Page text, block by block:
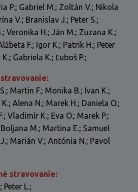
P.; Gabriel M.; Zoltán V.; Nikola
V.; Branislav J.; Peter S.;
Veronika H.; Ján M.; Zuzana K.;
F.; Igor K.; Patrik H.; Peter
Gabriela K.; Ľuboš P.;
stravovanie:
Martin F.; Monika B.; Ivan K.;
Alena N.; Marek H.; Daniela O.;
Vladimír K.; Eva O.; Marek P.;
M.; Martina E.; Samuel
Marián V.; Antónia N.; Pavol
stravovanie:
Peter L.;